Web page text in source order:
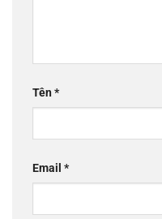
Tên*
Email *